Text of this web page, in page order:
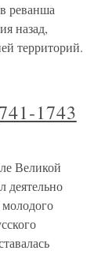
реванша
назад,
территорий.
1743
Великой
деятельно
молодого